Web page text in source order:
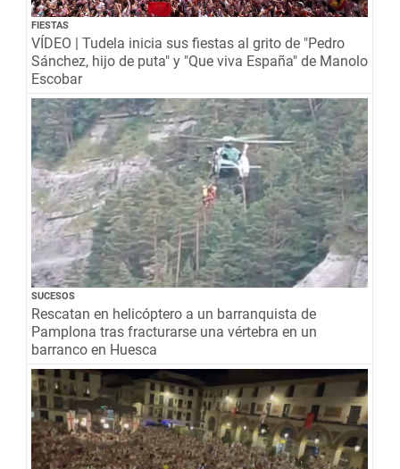
FIESTAS
VÍDEO | Tudela inicia sus fiestas al grito de "Pedro
Sánchez, hijo de puta" y "Que viva España" de Manolo
Escobar
SUCESOS
Rescatan en helicóptero a un barranquista de
Pamplona tras fracturarse una vértebra en un
barranco en Huesca